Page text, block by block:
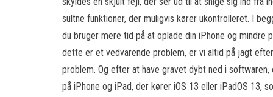
sultne funktioner, der muligvis kører ukontrolleret. I
du bruger mere tid på at oplade din iPhone og mindre
dette er et vedvarende problem, er vi altid på jagt
problem. Og efter at have gravet dybt ned i
på iPhone og iPad, der kører iOS 13 eller iPadOS 13,